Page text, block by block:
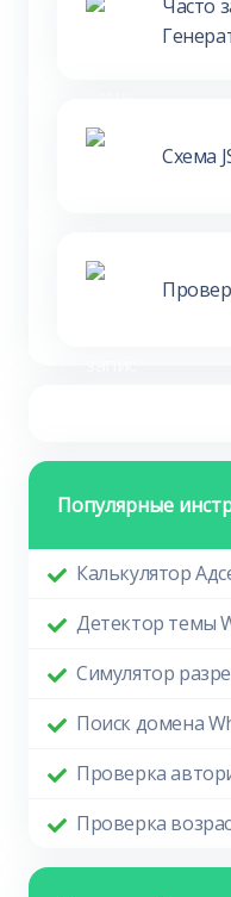
Часто
Схема
Популярные
Калькулятор
Детектор темы
Симулятор
Поиск домена
Проверка
Проверка